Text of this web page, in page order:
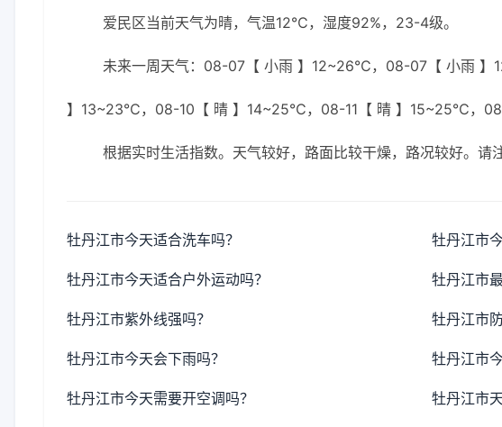
爱民区当前天气为晴，气温12℃，湿度92%，23-4级。
未来一周天气：08-07【 小雨 】12~26℃，08-07【 小雨
】13~23℃，08-10【 晴 】14~25℃，08-11【 晴 】15~25℃，
根据实时生活指数。天气较好，路面比较干燥，路况较好。请
牡丹江市今天适合洗车吗？ 牡丹江市
牡丹江市今天适合户外运动吗？ 牡丹江市
牡丹江市紫外线强吗？ 牡丹江市
牡丹江市今天会下雨吗？ 牡丹江市
牡丹江市今天需要开空调吗？ 牡丹江市